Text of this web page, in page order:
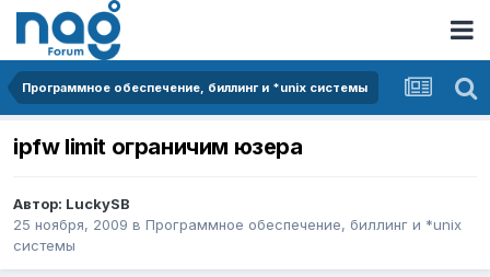
Программное обеспечение, биллинг и *unix системы
ipfw limit ограничим юзера
Автор: LuckySB
25 ноября, 2009 в Программное обеспечение, биллинг и *unix
системы